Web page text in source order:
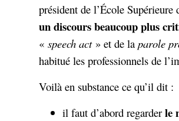
président de l’École
un discours beaucoup plus
« speech act» et de la parole
habitué les professionnels de
Voilà en substance ce qu’il dit :
il faut d’abord regarder le